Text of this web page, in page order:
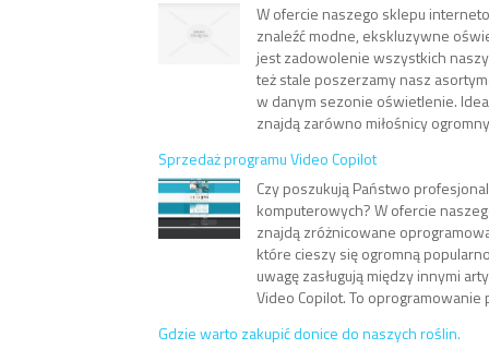
W ofercie naszego sklepu
znaleźć modne, ekskluzywne
jest zadowolenie wszystkich
też stale poszerzamy nasz
w danym sezonie oświetlenie.
znajdą zarówno miłośnicy
Sprzedaż programu Video Copilot
Czy poszukują Państwo
komputerowych? W ofercie
znajdą zróżnicowane
które cieszy się ogromną
uwagę zasługują między innymi
Video Copilot. To oprogramowanie
Gdzie warto zakupić donice do naszych roślin.